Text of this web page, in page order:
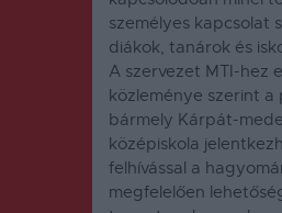
személyes kapcsolat
diákok, tanárok és
A szervezet MTI-hez
közleménye szerint a
bármely Kárpát-
középiskola
felhívással a
megfelelően